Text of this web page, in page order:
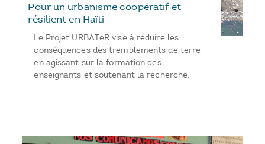
Pour un urbanisme coopératif et
résilient en Haïti
Le Projet URBATeR vise à réduire les
conséquences des tremblements de terre
en agissant sur la formation des
enseignants et soutenant la recherche.